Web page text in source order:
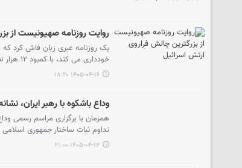
روایت روزنامه صهیونیست از
یک روزنامه عبری زبان فاش کرد
خودداری می کند، با کمبود ۱۲ هزار نظامی جدید دست و پنجه نرم می کند.
۱۴۰۵-۰۴-۱۶ ۱۸:۲۰
وداع باشکوه با رهبر ایران،
همزمان با برگزاری مراسم رسمی
تداوم ثبات ساختار جمهوری
۱۴۰۵-۰۴-۱۴ ۲۱:۰۰